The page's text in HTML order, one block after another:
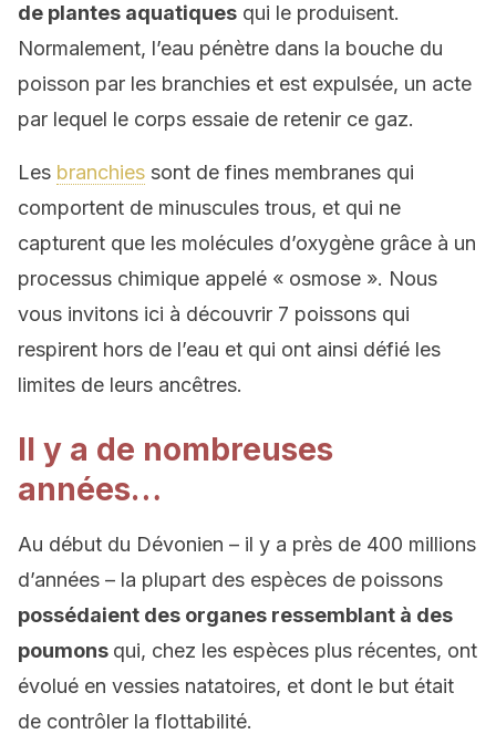
de plantes aquatiques qui le produisent.
Normalement, l’eau pénètre dans la bouche du
poisson par les branchies et est expulsée, un acte
par lequel le corps essaie de retenir ce gaz.
Les branchies sont de fines membranes qui
comportent de minuscules trous, et qui ne
capturent que les molécules d’oxygène grâce à un
processus chimique appelé « osmose ». Nous
vous invitons ici à découvrir 7 poissons qui
respirent hors de l’eau et qui ont ainsi défié les
limites de leurs ancêtres.
Il y a de nombreuses
années…
Au début du Dévonien – il y a près de 400 millions
d’années – la plupart des espèces de poissons
possédaient des organes ressemblant à des
poumons qui, chez les espèces plus récentes, ont
évolué en vessies natatoires, et dont le but était
de contrôler la flottabilité.